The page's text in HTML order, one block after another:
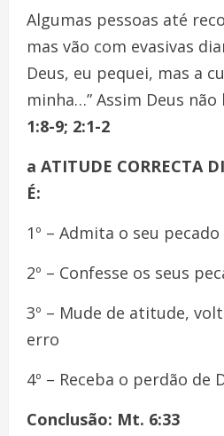
Algumas pessoas até
mas vão com evasivas
Deus, eu pequei, mas a
minha…” Assim Deus
1:8-9; 2:1-2
a ATITUDE CORRECTA
É:
1º – Admita o seu
2º – Confesse os seus
3º – Mude de atitude,
erro
4º – Receba o perdão de
Conclusão: Mt. 6:33